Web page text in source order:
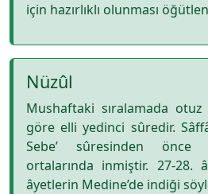
için hazırlıklı olunması
Nüzûl
Mushaftaki sıralamada otuz
göre elli yedinci sûredir.
Sebe’ sûresinden önce
ortalarında inmiştir. 27-28.
âyetlerin Medine’de indiği